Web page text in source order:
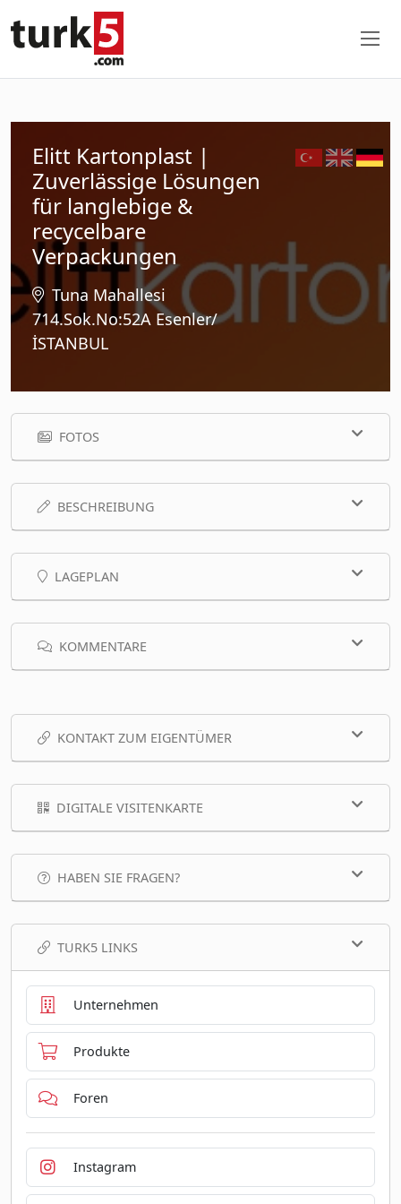
Elitt Kartonplast |
Zuverlässige Lösungen
für langlebige &
recycelbare
Verpackungen
Tuna Mahallesi
714.Sok.No:52A Esenler/
İSTANBUL
FOTOS
BESCHREIBUNG
LAGEPLAN
KOMMENTARE
KONTAKT ZUM EIGENTÜMER
DIGITALE VISITENKARTE
HABEN SIE FRAGEN?
TURK5 LINKS
Unternehmen
Produkte
Foren
Instagram